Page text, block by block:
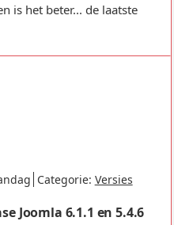
is het beter... de laatste
. Categorie: Versies.
Joomla 6.1.1 en 5.4.6